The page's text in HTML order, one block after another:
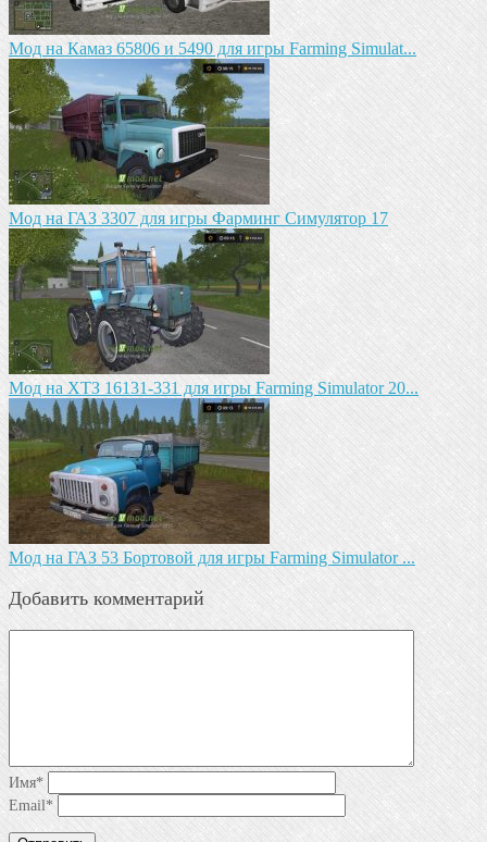
Мод на Камаз 65806 и 5490 для игры Farming Simulat...
Mод на ГАЗ 3307 для игры Фарминг Симулятор 17
Мод на ХТЗ 16131-331 для игры Farming Simulator 20...
Мод на ГАЗ 53 Бортовой для игры Farming Simulator ...
Добавить комментарий
Имя*
Email*